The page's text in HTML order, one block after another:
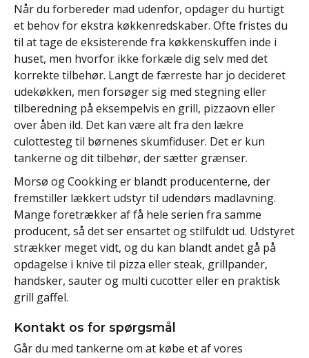
Når du forbereder mad udenfor, opdager du hurtigt
et behov for ekstra køkkenredskaber. Ofte fristes du
til at tage de eksisterende fra køkkenskuffen inde i
huset, men hvorfor ikke forkæle dig selv med det
korrekte tilbehør. Langt de færreste har jo decideret
udekøkken, men forsøger sig med stegning eller
tilberedning på eksempelvis en grill, pizzaovn eller
over åben ild. Det kan være alt fra den lækre
culottesteg til børnenes skumfiduser. Det er kun
tankerne og dit tilbehør, der sætter grænser.
Morsø og Cookking er blandt producenterne, der
fremstiller lækkert udstyr til udendørs madlavning.
Mange foretrækker af få hele serien fra samme
producent, så det ser ensartet og stilfuldt ud. Udstyret
strækker meget vidt, og du kan blandt andet gå på
opdagelse i knive til pizza eller steak, grillpander,
handsker, sauter og multi cucotter eller en praktisk
grill gaffel.
Kontakt os for spørgsmål
Går du med tankerne om at købe et af vores